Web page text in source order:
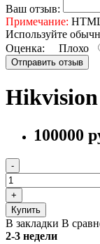
Ваш отзыв:
Примечание:
Используйте
Оценка: Плохо
Отправить отзыв
Hikvision
100000
Купить
В закладки В
2-3 недели